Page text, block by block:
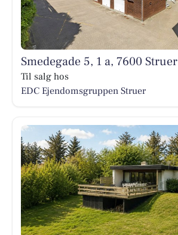
Smedegade 5, 1 a, 7600 Struer
Til salg hos
EDC Ejen­doms­grup­pen Struer